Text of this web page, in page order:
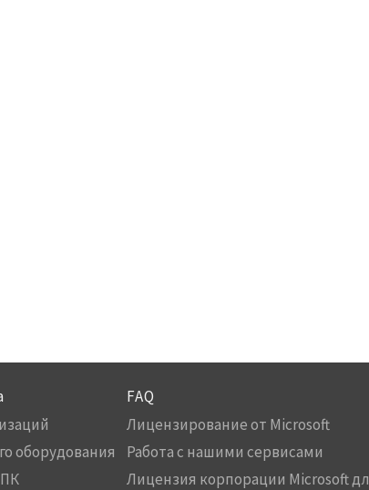
оборудования
FAQ
Лицензирование от Microsoft
Работа с нашими сервисами
Лицензия корпорации Microsoft